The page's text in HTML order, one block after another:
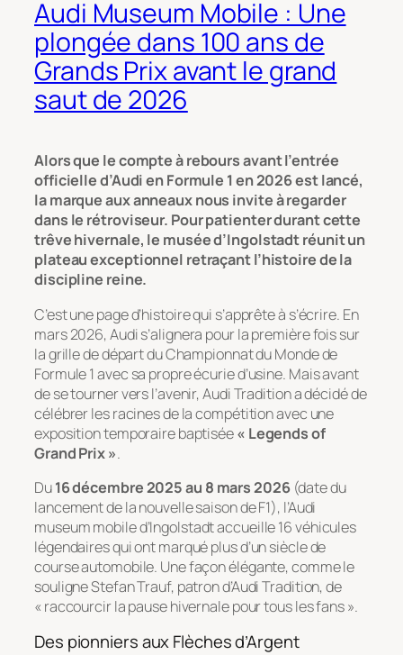
Audi Museum Mobile : Une
plongée dans 100 ans de
Grands Prix avant le grand
saut de 2026
Alors que le compte à rebours avant l’entrée
officielle d’Audi en Formule 1 en 2026 est lancé,
la marque aux anneaux nous invite à regarder
dans le rétroviseur. Pour patienter durant cette
trêve hivernale, le musée d’Ingolstadt réunit un
plateau exceptionnel retraçant l’histoire de la
discipline reine.
C’est une page d’histoire qui s’apprête à s’écrire. En
mars 2026, Audi s’alignera pour la première fois sur
la grille de départ du Championnat du Monde de
Formule 1 avec sa propre écurie d’usine. Mais avant
de se tourner vers l’avenir, Audi Tradition a décidé de
célébrer les racines de la compétition avec une
exposition temporaire baptisée« Legends of
Grand Prix ».
Du16 décembre 2025 au 8 mars 2026(date du
lancement de la nouvelle saison de F1), l’Audi
museum mobile d’Ingolstadt accueille 16 véhicules
légendaires qui ont marqué plus d’un siècle de
course automobile. Une façon élégante, comme le
souligne Stefan Trauf, patron d’Audi Tradition, de
« raccourcir la pause hivernale pour tous les fans ».
Des pionniers aux Flèches d’Argent